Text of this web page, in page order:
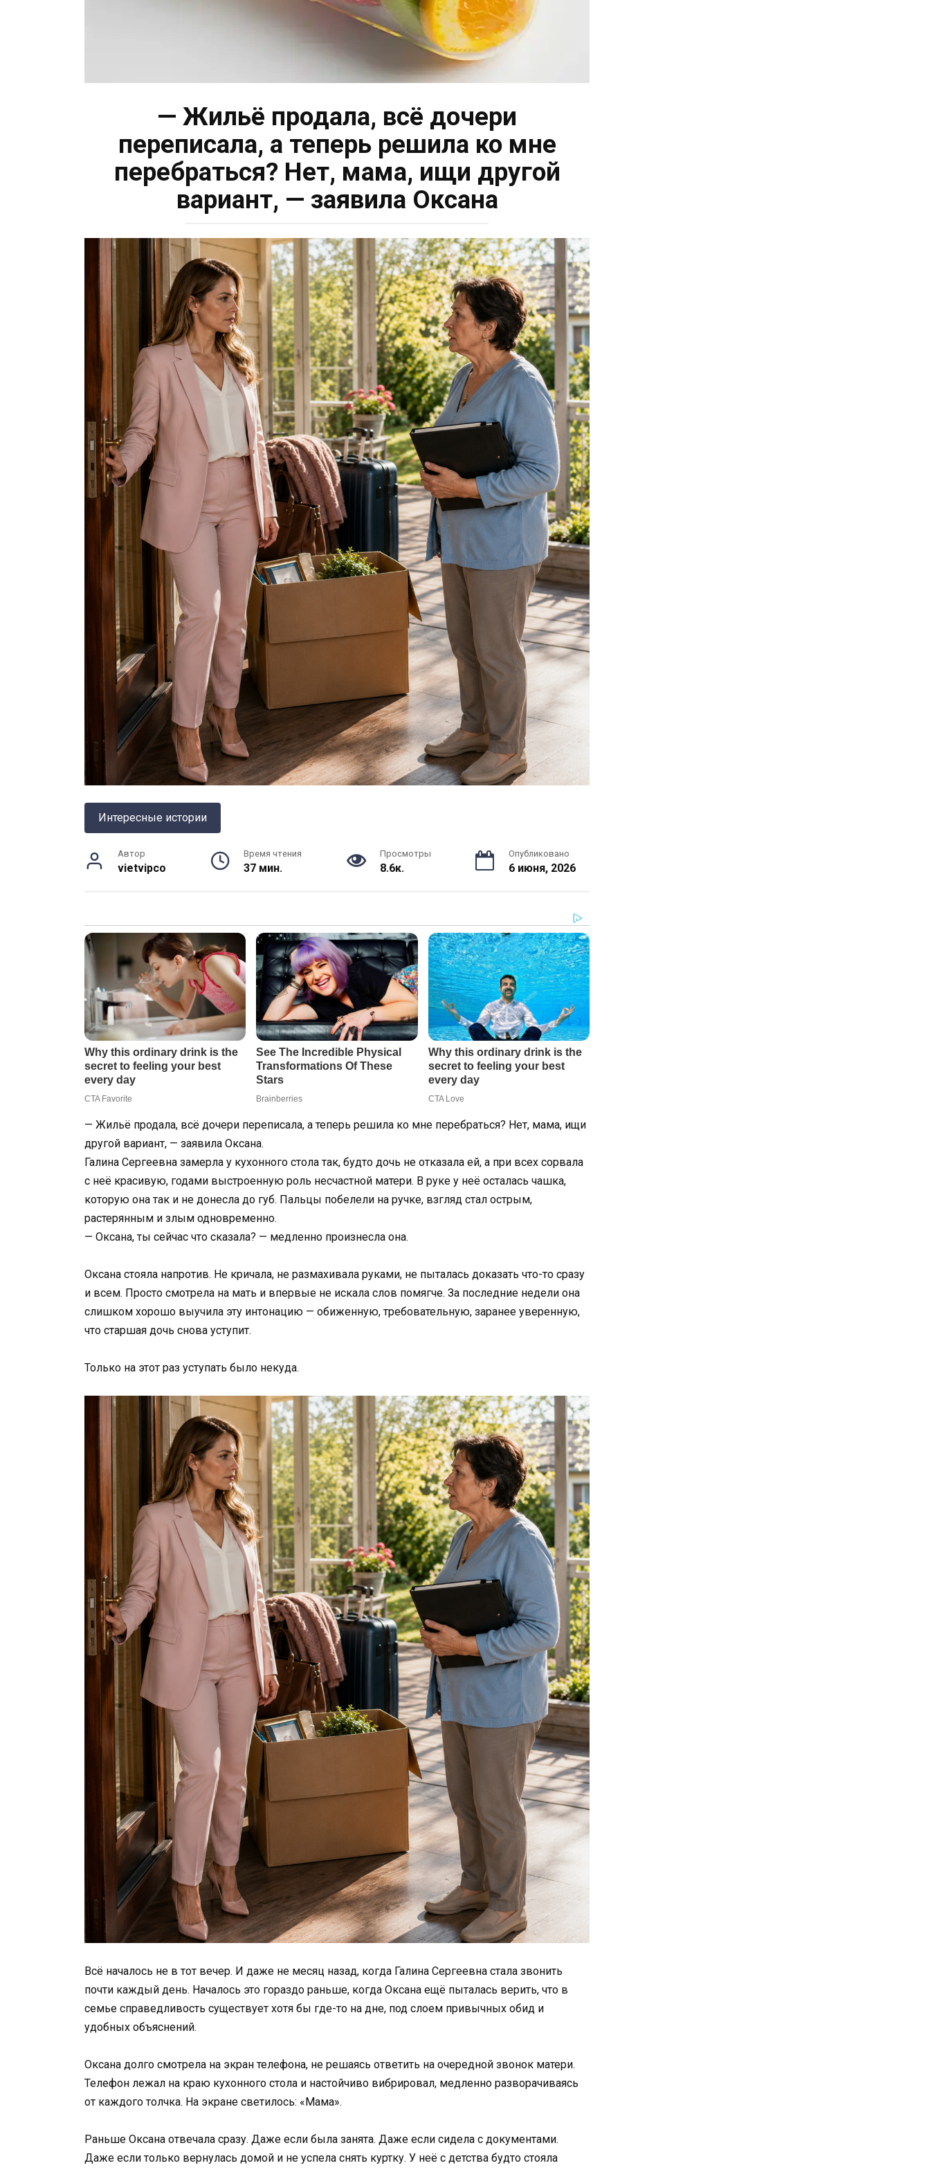
— Жильё продала, всё дочери
переписала, а теперь решила ко мне
перебраться? Нет, мама, ищи другой
вариант, — заявила Оксана
Интересные истории
Автор
vietvipco
Время чтения
37 мин.
Просмотры
8.6к.
Опубликовано
6 июня, 2026
— Жильё продала, всё дочери переписала, а теперь решила ко мне перебраться? Нет, мама, ищи
другой вариант, — заявила Оксана.
Галина Сергеевна замерла у кухонного стола так, будто дочь не отказала ей, а при всех сорвала
с неё красивую, годами выстроенную роль несчастной матери. В руке у неё осталась чашка,
которую она так и не донесла до губ. Пальцы побелели на ручке, взгляд стал острым,
растерянным и злым одновременно.
— Оксана, ты сейчас что сказала? — медленно произнесла она.
Оксана стояла напротив. Не кричала, не размахивала руками, не пыталась доказать что-то сразу
и всем. Просто смотрела на мать и впервые не искала слов помягче. За последние недели она
слишком хорошо выучила эту интонацию — обиженную, требовательную, заранее уверенную,
что старшая дочь снова уступит.
Только на этот раз уступать было некуда.
Всё началось не в тот вечер. И даже не месяц назад, когда Галина Сергеевна стала звонить
почти каждый день. Началось это гораздо раньше, когда Оксана ещё пыталась верить, что в
семье справедливость существует хотя бы где-то на дне, под слоем привычных обид и
удобных объяснений.
Оксана долго смотрела на экран телефона, не решаясь ответить на очередной звонок матери.
Телефон лежал на краю кухонного стола и настойчиво вибрировал, медленно разворачиваясь
от каждого толчка. На экране светилось: «Мама».
Раньше Оксана отвечала сразу. Даже если была занята. Даже если сидела с документами.
Даже если только вернулась домой и не успела снять куртку. У неё с детства будто стояла